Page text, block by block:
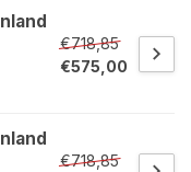
€718,85
€575,00
€718,85